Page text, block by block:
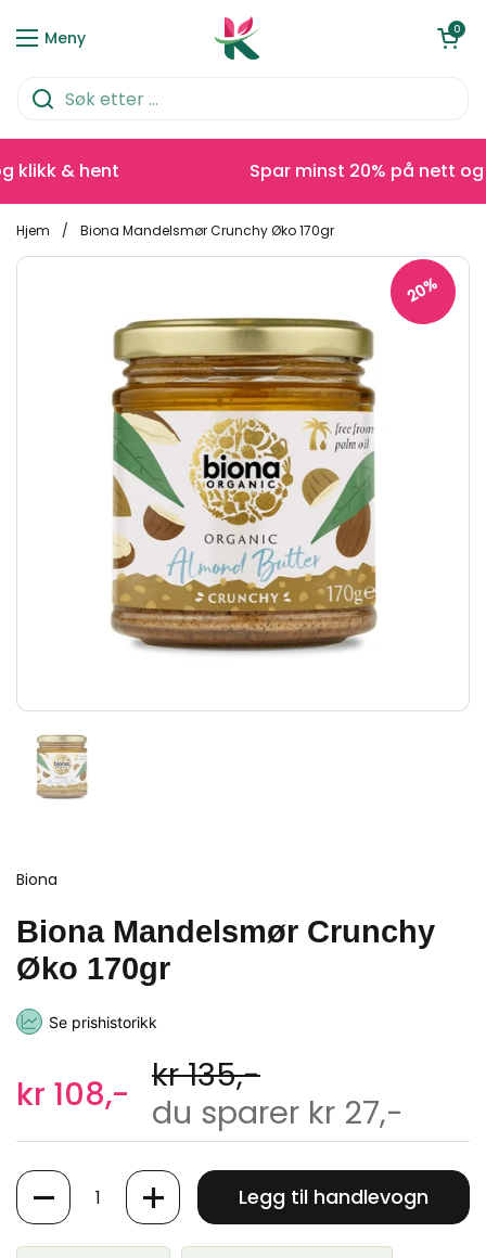
Meny
Åpen0
& hent Spar minst 20% på nett og
Hjem / Biona Mandelsmør Crunchy Øko 170gr
20%
Biona
Biona Mandelsmør Crunchy
Øko 170gr
Se prishistorikk
kr 108,- kr 135,-
du sparer kr 27,-
Antall
Legg til handlevogn